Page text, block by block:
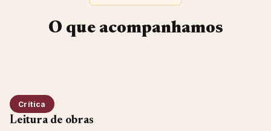
O que acompanhamos
Crítica
Leitura de obras